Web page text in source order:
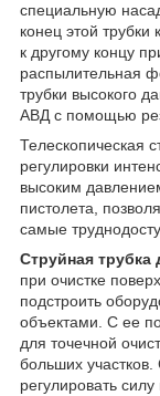
специальную
конец этой трубки
к другому концу
распылительная
трубки высокого
АВД с помощью
Телескопическая
регулировки
высоким
пистолета,
самые
Струйная трубка
при очистке
подстроить
объектами. С ее
для точечной
больших
регулировать силу